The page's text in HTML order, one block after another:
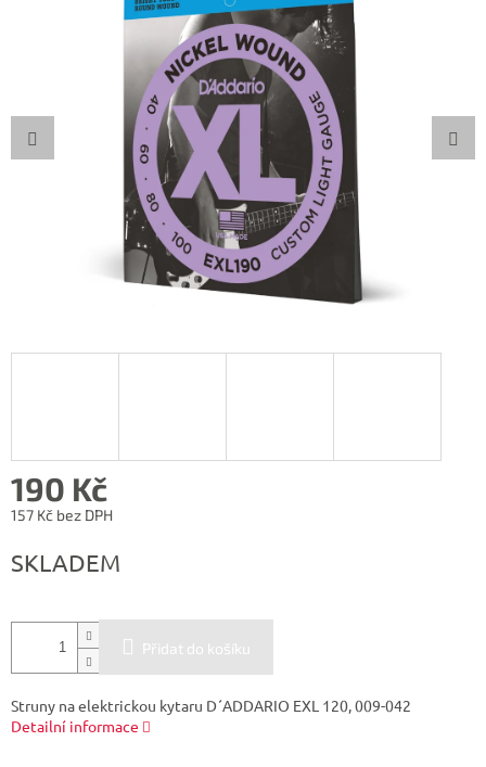
190 Kč
157 Kč bez DPH
cena:
SKLADEM
Přidat do košíku
Struny na elektrickou kytaru D´ADDARIO EXL 120, 009-042
Detailní informace